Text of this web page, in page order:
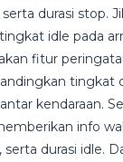
durasi stop.
idle pada
fitur
tingkat
kendaraan.
info
serta durasi idle.